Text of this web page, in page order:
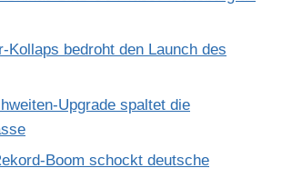
Kollaps bedroht den Launch des
Upgrade spaltet die
Boom schockt deutsche